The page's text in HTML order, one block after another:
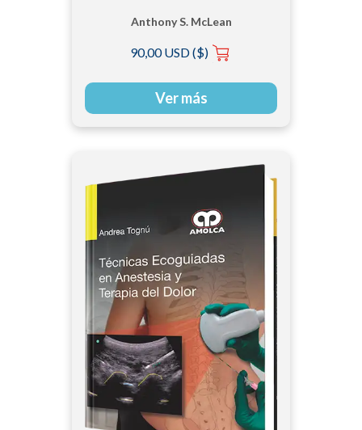
Anthony S. McLean
90,00 USD ($)
Ver más